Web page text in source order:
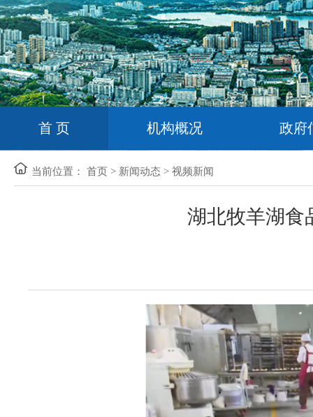
首 页 机构概况 政府
当前位置： 首页 > 新闻动态 > 视频新闻
湖北牧羊湖食